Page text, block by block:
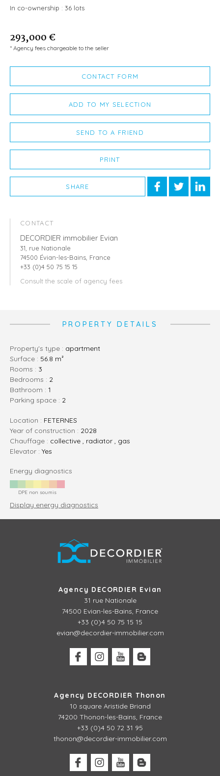
In co-ownership : 36 lots
293,000 €
* Agency fees chargeable to the seller
CONTACT FORM
ADD TO MY SELECTION
SEND TO A FRIEND
PRINT
SHARE
CONTACT
DECORDIER immobilier Evian
31, rue Nationale
74500 Évian-les-Bains, France
+33 (0)4 50 75 15 15
Consult the scale of agency fees
PROPERTY DETAILS
Property's type : apartment
Surface : 56.8 m²
rooms : 3
bedrooms : 2
bathroom : 1
parking space : 2
Location : FETERNES
Year of construction : 2028
Chauffage : collective , radiator , gas
Elevator : Yes
Energy diagnostics
DPE non soumis
Display energy diagnostics
Agency DECORDIER Evian
31 rue Nationale
74500 Evian-les-Bains, France
+33 (0)4 50 75 15 15
evian@decordier-immobilier.com
Agency DECORDIER Thonon
10 square Aristide Briand
74200 Thonon-les-Bains, France
+33 (0)4 50 72 31 95
thonon@decordier-immobilier.com